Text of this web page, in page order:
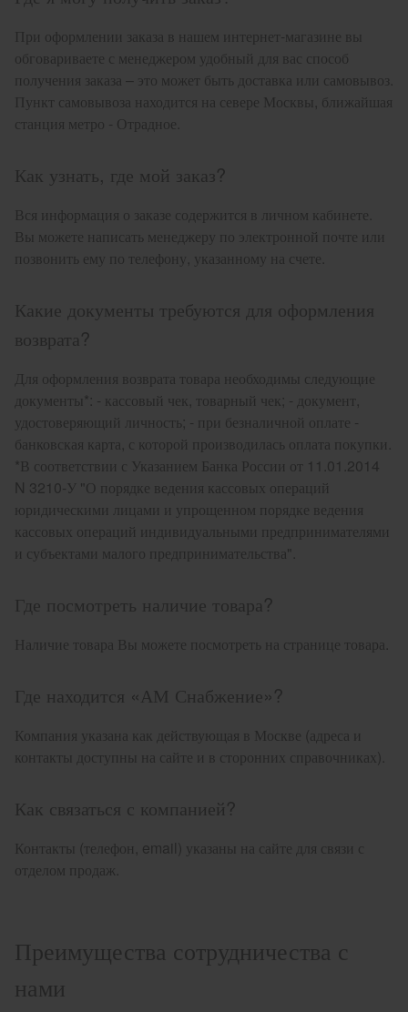
При оформлении заказа в нашем интернет-магазине вы
обговариваете с менеджером удобный для вас способ
получения заказа – это может быть доставка или самовывоз.
Пункт самовывоза находится на севере Москвы, ближайшая
станция метро - Отрадное.
Как узнать, где мой заказ?
Вся информация о заказе содержится в личном кабинете.
Вы можете написать менеджеру по электронной почте или
позвонить ему по телефону, указанному на счете.
Какие документы требуются для оформления
возврата?
Для оформления возврата товара необходимы следующие
документы*: - кассовый чек, товарный чек; - документ,
удостоверяющий личность; - при безналичной оплате -
банковская карта, с которой производилась оплата покупки.
*В соответствии с Указанием Банка России от 11.01.2014
N 3210-У "О порядке ведения кассовых операций
юридическими лицами и упрощенном порядке ведения
кассовых операций индивидуальными предпринимателями
и субъектами малого предпринимательства".
Где посмотреть наличие товара?
Наличие товара Вы можете посмотреть на странице товара.
Где находится «АМ Снабжение»?
Компания указана как действующая в Москве (адреса и
контакты доступны на сайте и в сторонних справочниках).
Как связаться с компанией?
Контакты (телефон, email) указаны на сайте для связи с
отделом продаж.
Преимущества сотрудничества с
нами